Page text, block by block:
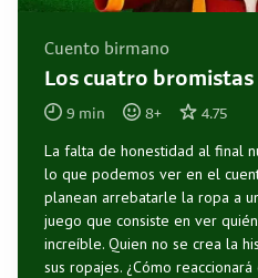
Cuento birmano
Los cuatro bromistas
9 min 8+ 4.75
La falta de honestidad al final
lo que podemos ver en el
planean arrebatarle la ropa a
juego que consiste en ver
increíble. Quien no se crea la
sus ropajes. ¿Cómo